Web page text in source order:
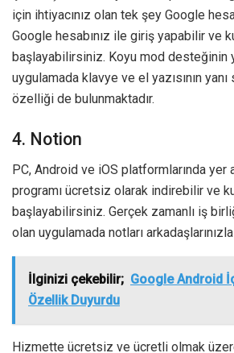
için ihtiyacınız olan tek şey Google
Google hesabınız ile giriş yapabilir ve
başlayabilirsiniz. Koyu mod desteğinin
uygulamada klavye ve el yazısının
özelliği de bulunmaktadır.
4. Notion
PC, Android ve iOS platformlarında yer
programı ücretsiz olarak indirebilir ve
başlayabilirsiniz. Gerçek zamanlı iş
olan uygulamada notları
İlginizi çekebilir; Google Android
Özellik Duyurdu
Hizmette ücretsiz ve ücretli olmak